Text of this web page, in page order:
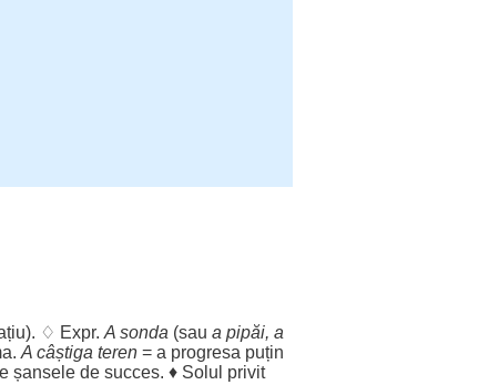
). ♢ Expr. A sonda (sau a pipăi, a
. A câștiga teren = a progresa puțin
șansele de succes. ♦ Solul privit